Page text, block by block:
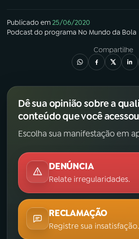
Publicado em25/06/2020
Podcastdo programa No Mundo da Bola
Compartilhe
Dê sua opinião sobre a
conteúdo que você
Escolha sua manifestação em
DENÚNCIA
Relate irregularidades.
RECLAMAÇÃO
Registre sua insatisfação.